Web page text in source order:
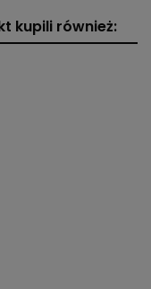
kupili również: